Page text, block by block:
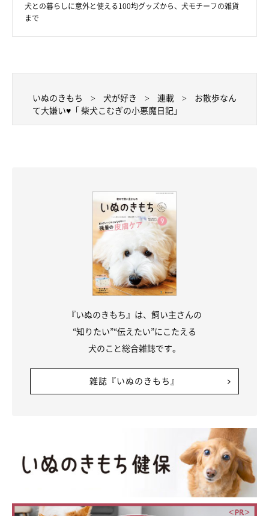
犬との暮らしに意外と使える100均グッズから、犬モチーフの雑貨
まで
いぬのきもち 犬が好き 連載
お散歩なん
て大嫌い♥「 柴犬こむぎの小悪魔日記」
『いぬのきもち』は、飼い主さんの
“知りたい”“伝えたい”にこたえる
犬のこと総合雑誌です。
雑誌『いぬのきもち』